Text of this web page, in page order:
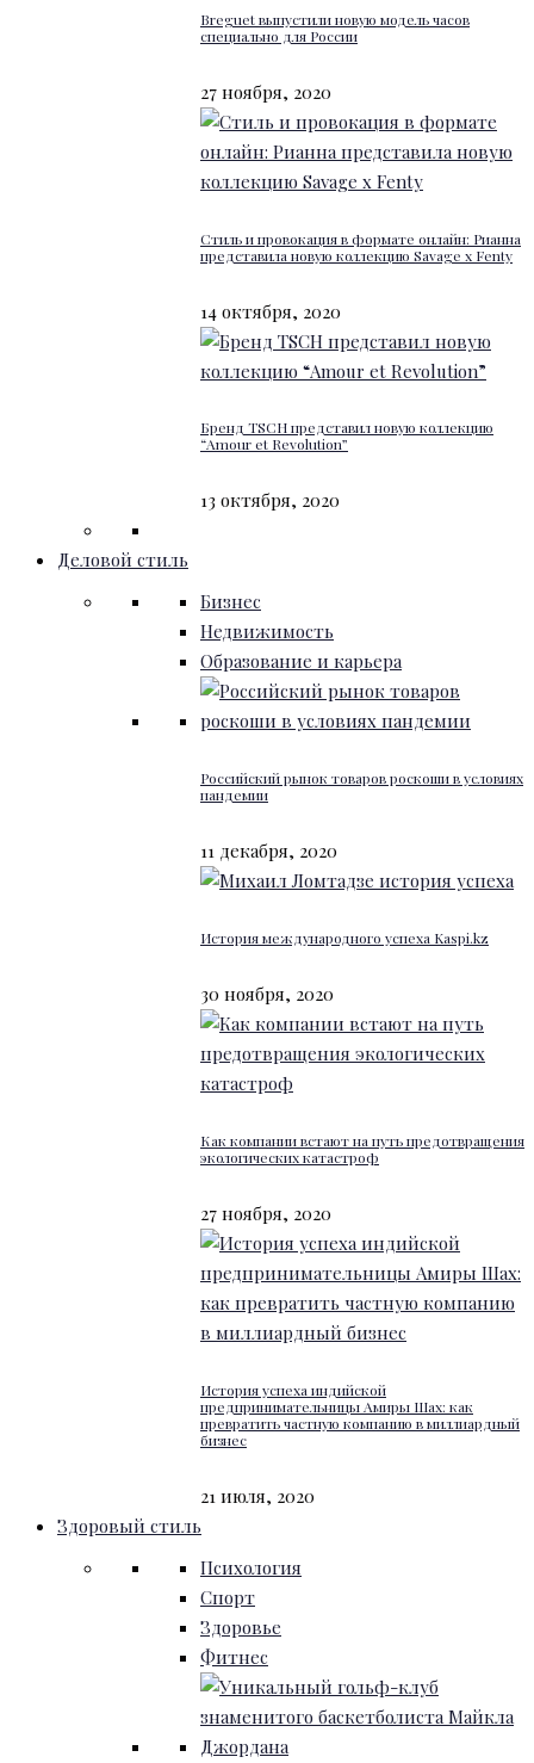
Breguet выпустили новую модель часов
специально для России
27 ноября, 2020
Стиль и провокация в формате онлайн: Рианна
представила новую коллекцию Savage x Fenty
14 октября, 2020
Бренд TSCH представил новую коллекцию
“Amour et Revolution”
13 октября, 2020
Деловой стиль
Бизнес
Недвижимость
Образование и карьера
Российский рынок товаров роскоши в условиях
пандемии
11 декабря, 2020
История международного успеха Kaspi.kz
30 ноября, 2020
Как компании встают на путь предотвращения
экологических катастроф
27 ноября, 2020
История успеха индийской
предпринимательницы Амиры Шах: как
превратить частную компанию в миллиардный
бизнес
21 июля, 2020
Здоровый стиль
Психология
Спорт
Здоровье
Фитнес